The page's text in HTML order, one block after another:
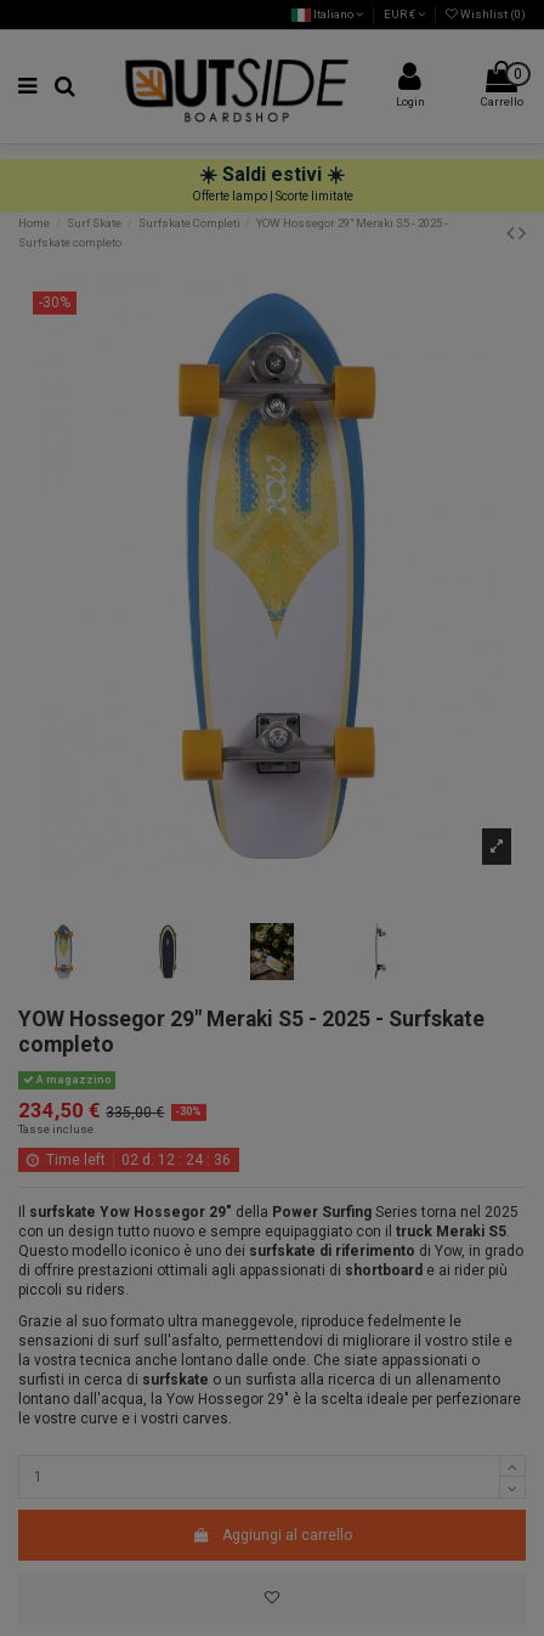
Italiano EUR € Wishlist (0)
Login
0
Carrello
☀️ Saldi estivi ☀️
Offerte lampo | Scorte limitate
Home
Surf Skate Surfskate Completi
YOW Hossegor 29" Meraki S5 - 2025 -
Surfskate completo
-30%
YOW Hossegor 29" Meraki S5 - 2025 - Surfskate
completo
A magazzino
234,50 € 335,00 € -30%
Tasse incluse
Time left 02 d. 12 : 24 : 35
surfskate Yow Hossegor 29" della Power Surfing Series torna nel 2025
con un design tutto nuovo e sempre equipaggiato con il truck Meraki S5.
Questo modello iconico è uno dei surfskate di riferimento di Yow, in grado
di offrire prestazioni ottimali agli appassionati di shortboard e ai rider più
piccoli su riders.
Grazie al suo formato ultra maneggevole, riproduce fedelmente le
sensazioni di surf sull'asfalto, permettendovi di migliorare il vostro stile e
la vostra tecnica anche lontano dalle onde. Che siate appassionati o
surfisti in cerca di surfskate o un surfista alla ricerca di un allenamento
lontano dall'acqua, la Yow Hossegor 29" è la scelta ideale per perfezionare
le vostre curve e i vostri carves.
Aggiungi al carrello